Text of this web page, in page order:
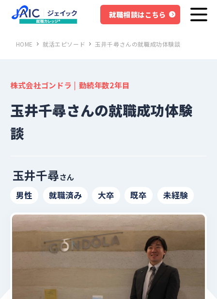
就職相談はこちら
HOME 就活エピソード 玉井千尋さんの就職成功体験談
株式会社ゴンドラ | 勤続年数2年目
玉井千尋さんの就職成功体験
談
玉井千尋さん
男性 就職済み 大卒 既卒 未経験